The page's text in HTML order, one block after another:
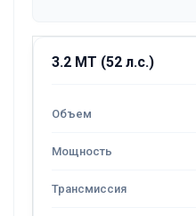
3.2 MT (52 л.с.)